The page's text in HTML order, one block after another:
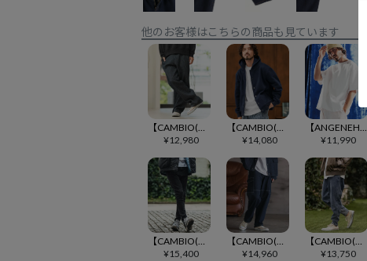
他のお客様はこちらの商品も見ています
【CAMBIO(カンビオ)】Accordion Jacquard Denim Wide Straight Pants ワイドストレートパンツ(A35324cmb)
¥12,980
【CAMBIO(カンビオ)】裏起毛スウェットボタンフライパーカー(CMB-R0169)
¥14,080
【ANGENEHM(アンゲネーム)】Interlock Fabric T-shirt Tシャツ(AG06-008scg)
¥11,990
【CAMBIO(カンビオ)】ストレッチデニム裾ZIPテーパードパンツ(BP-BDA0008)
¥15,400
【CAMBIO(カンビオ)】デニムカーゴパンツ(BP-BEA0064)
¥14,960
【CAMBIO(カンビオ)】デニム裾リブテーパードパンツ(HLCM0271)
¥13,750